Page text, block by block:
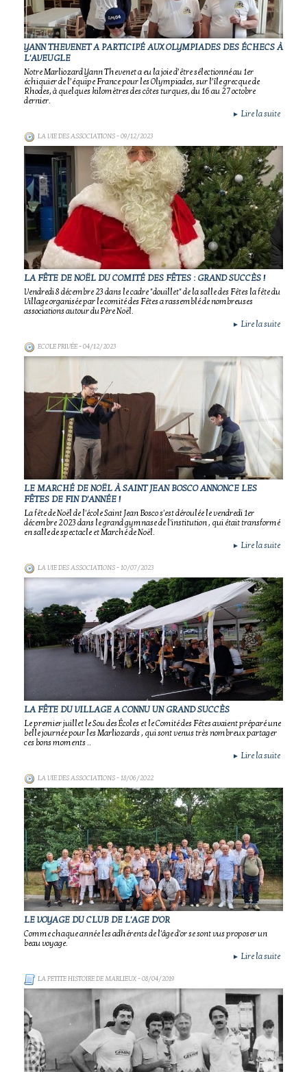
YANN THEVENET A PARTICIPÉ AUX OLYMPIADES DES ÉCHECS À
L'AVEUGLE
Notre Marliozard Yann Thevenet a eu la joie d’être sélectionné au 1er
échiquier de l’équipe France pour les Olympiades, sur l’île grecque de
Rhodes, à quelques kilomètres des côtes turques, du 16 au 27 octobre
dernier.
► Lire la suite
LA VIE DES ASSOCIATIONS- 09/12/2023
LA FÊTE DE NOËL DU COMITÉ DES FÊTES : GRAND SUCCÈS !
Vendredi 8 décembre 23 dans le cadre "douillet" de la salle des Fêtes la fête du
Village organisée par le comité des Fêtes a rassemblé de nombreuses
associations autour du Père Noël.
► Lire la suite
ECOLE PRIVÉE- 04/12/2023
LE MARCHÉ DE NOËL À SAINT JEAN BOSCO ANNONCE LES
FÊTES DE FIN D'ANNÉE !
La fête de Noël de l'école Saint Jean Bosco s'est déroulée le vendredi 1er
décembre 2023 dans le grand gymnase de l'institution , qui était transformé
en salle de spectacle et Marché de Noël.
► Lire la suite
LA VIE DES ASSOCIATIONS- 10/07/2023
LA FÊTE DU VILLAGE A CONNU UN GRAND SUCCÈS
Le premier juillet le Sou des Écoles et le Comité des Fêtes avaient préparé une
belle journée pour les Marliozards , qui sont venus très nombreux partager
ces bons moments ..
► Lire la suite
LA VIE DES ASSOCIATIONS- 18/06/2022
LE VOYAGE DU CLUB DE L'AGE D'OR
Comme chaque année les adhérents de l'âge d'or se sont vus proposer un
beau voyage.
► Lire la suite
LA PETITE HISTOIRE DE MARLIEUX- 08/04/2019